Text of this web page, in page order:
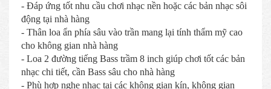
- Đáp ứng tốt nhu cầu chơi nhạc nền hoặc các bản nhạc sôi
động tại nhà hàng
- Thân loa ẩn phía sâu vào trần mang lại tính thẩm mỹ cao
cho không gian nhà hàng
- Loa 2 đường tiếng Bass trầm 8 inch giúp chơi tốt các bản
nhạc chi tiết, cần Bass sâu cho nhà hàng
- Phù hợp nghe nhạc tại các không gian kín, không gian